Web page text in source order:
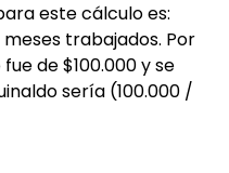
este cálculo es:
trabajados. Por
de $100.000 y se
sería (100.000 /